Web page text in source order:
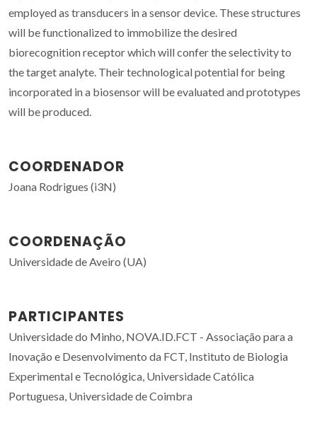
employed as transducers in a sensor device. These structures
will be functionalized to immobilize the desired
biorecognition receptor which will confer the selectivity to
the target analyte. Their technological potential for being
incorporated in a biosensor will be evaluated and prototypes
will be produced.
COORDENADOR
Joana Rodrigues (i3N)
COORDENAÇÃO
Universidade de Aveiro (UA)
PARTICIPANTES
Universidade do Minho, NOVA.ID.FCT - Associação para a
Inovação e Desenvolvimento da FCT, Instituto de Biologia
Experimental e Tecnológica, Universidade Católica
Portuguesa, Universidade de Coimbra